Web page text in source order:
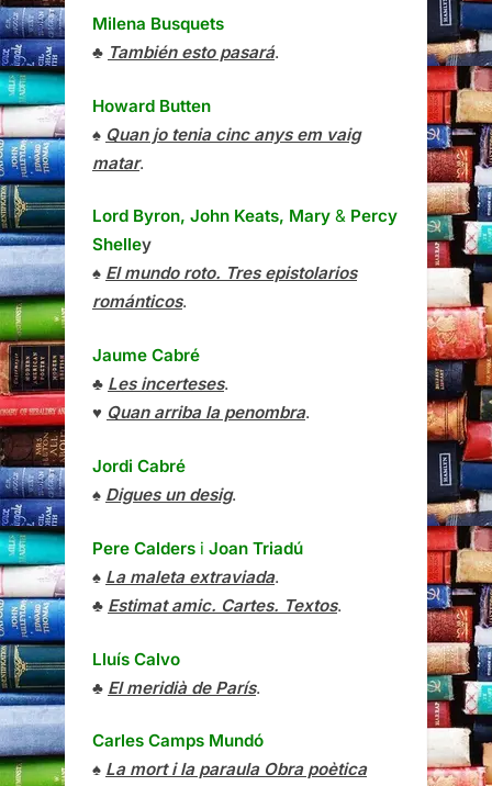
Milena Busquets
♣ También esto pasará.
Howard Butten
♠ Quan jo tenia cinc anys em vaig
matar.
Lord Byron, John Keats, Mary & Percy
Shelley
♠ El mundo roto. Tres epistolarios
románticos.
Jaume Cabré
♣ Les incerteses.
♥ Quan arriba la penombra.
Jordi Cabré
♠ Digues un desig.
Pere Calders i Joan Triadú
♠ La maleta extraviada.
♣ Estimat amic. Cartes. Textos.
Lluís Calvo
♣ El meridià de París.
Carles Camps Mundó
♠ La mort i la paraula Obra poètica